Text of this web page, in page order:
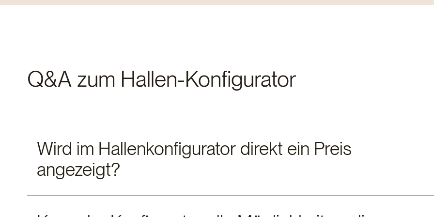
Q&A zum Hallen-Konfigurator
Wird im Hallenkonfigurator direkt ein Preis
angezeigt?